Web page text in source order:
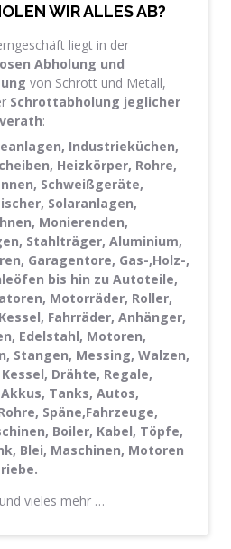
WIR ALLES AB?
liegt in der
Abholung und
von Schrott und Metall,
Schrottabholung jeglicher
:
Industrieküchen,
Heizkörper, Rohre,
Schweißgeräte,
Solaranlagen,
Monierenden,
Stahlträger, Aluminium,
Garagentore, Gas-,Holz-,
bis hin zu Autoteile,
Motorräder, Roller,
Fahrräder, Anhänger,
Edelstahl, Motoren,
Stangen, Messing, Walzen,
Drähte, Regale,
Tanks, Autos,
Späne,Fahrzeuge,
Boiler, Kabel, Töpfe,
Blei, Maschinen, Motoren
vieles mehr …